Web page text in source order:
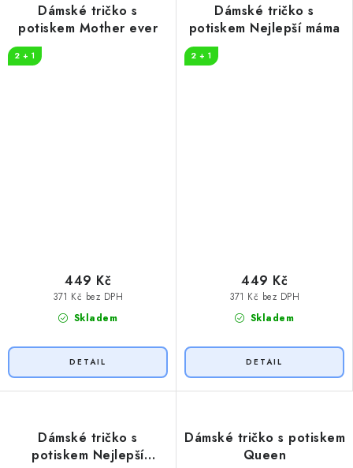
Dámské tričko s
potiskem Mother ever
2 + 1
Skladem
371 Kč bez DPH
449 Kč
Dámské tričko s
potiskem Nejlepší máma
2 + 1
Skladem
371 Kč bez DPH
449 Kč
Dámské tričko s
potiskem Nejlepší
Dámské tričko s potiskem
Queen